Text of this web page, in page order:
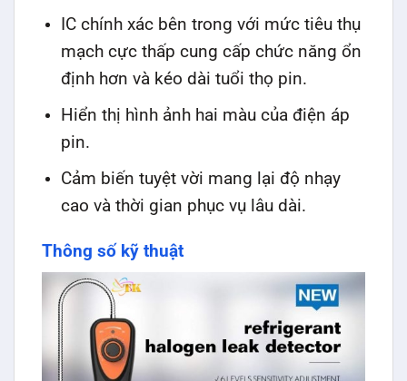
IC chính xác bên trong với mức tiêu thụ
mạch cực thấp cung cấp chức năng ổn
định hơn và kéo dài tuổi thọ pin.
Hiển thị hình ảnh hai màu của điện áp
pin.
Cảm biến tuyệt vời mang lại độ nhạy
cao và thời gian phục vụ lâu dài.
Thông số kỹ thuật